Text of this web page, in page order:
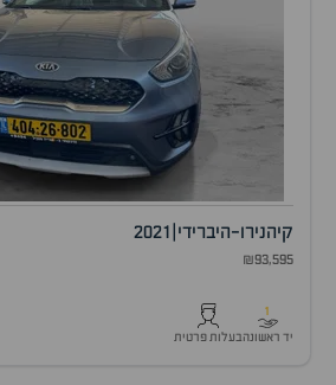
קיהנירו-היברידי 2021
₪93,595
1
יד ראשונהבעלות פרטית